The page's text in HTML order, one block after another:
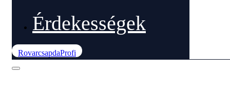
Érdekességek
RovarcsapdaProfi